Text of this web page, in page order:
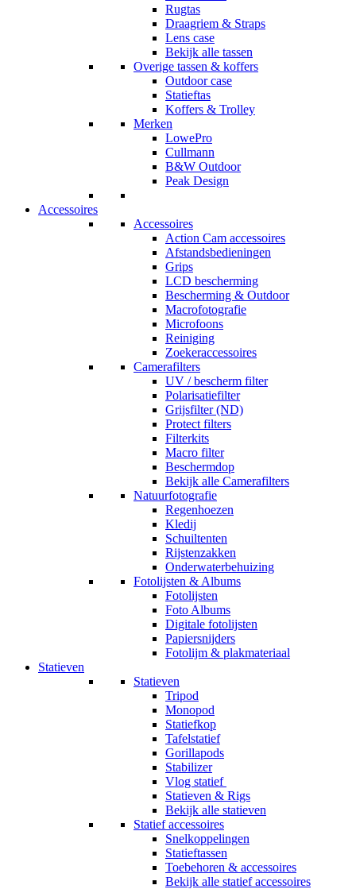
Rugtas
Draagriem & Straps
Lens case
Bekijk alle tassen
Overige tassen & koffers
Outdoor case
Statieftas
Koffers & Trolley
Merken
LowePro
Cullmann
B&W Outdoor
Peak Design
Accessoires
Accessoires
Action Cam accessoires
Afstandsbedieningen
Grips
LCD bescherming
Bescherming & Outdoor
Macrofotografie
Microfoons
Reiniging
Zoekeraccessoires
Camerafilters
UV / bescherm filter
Polarisatiefilter
Grijsfilter (ND)
Protect filters
Filterkits
Macro filter
Beschermdop
Bekijk alle Camerafilters
Natuurfotografie
Regenhoezen
Kledij
Schuiltenten
Rijstenzakken
Onderwaterbehuizing
Fotolijsten & Albums
Fotolijsten
Foto Albums
Digitale fotolijsten
Papiersnijders
Fotolijm & plakmateriaal
Statieven
Statieven
Tripod
Monopod
Statiefkop
Tafelstatief
Gorillapods
Stabilizer
Vlog statief
Statieven & Rigs
Bekijk alle statieven
Statief accessoires
Snelkoppelingen
Statieftassen
Toebehoren & accessoires
Bekijk alle statief accessoires